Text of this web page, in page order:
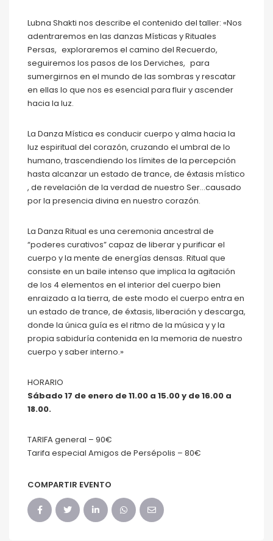
Lubna Shakti nos describe el contenido del taller: «Nos
adentraremos en las danzas Místicas y Rituales
Persas, exploraremos el camino del Recuerdo,
seguiremos los pasos de los Derviches, para
sumergirnos en el mundo de las sombras y rescatar
en ellas lo que nos es esencial para fluir y ascender
hacia la luz.
La Danza Mística es conducir cuerpo y alma hacia la
luz espiritual del corazón, cruzando el umbral de lo
humano, trascendiendo los límites de la percepción
hasta alcanzar un estado de trance, de éxtasis místico
, de revelación de la verdad de nuestro Ser…causado
por la presencia divina en nuestro corazón.
La Danza Ritual es una ceremonia ancestral de
“poderes curativos” capaz de liberar y purificar el
cuerpo y la mente de energías densas. Ritual que
consiste en un baile intenso que implica la agitación
de los 4 elementos en el interior del cuerpo bien
enraizado a la tierra, de este modo el cuerpo entra en
un estado de trance, de éxtasis, liberación y descarga,
donde la única guía es el ritmo de la música y y la
propia sabiduría contenida en la memoria de nuestro
cuerpo y saber interno.»
HORARIO
Sábado 17 de enero de 11.00 a 15.00 y de 16.00 a
18.00.
TARIFA general – 90€
Tarifa especial Amigos de Persépolis – 80€
COMPARTIR EVENTO